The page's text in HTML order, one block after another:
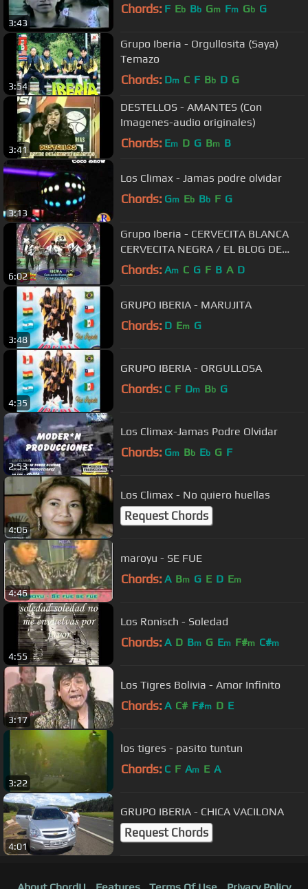
3:43
Chords: F Eb Bb Gm Fm Gb G
3:54
Grupo Iberia - Orgullosita (Saya)
Temazo
Chords: Dm C F Bb D G
3:41
DESTELLOS - AMANTES (Con
Imagenes-audio originales)
Chords: Em D G Bm B
3:13
Los Climax - Jamas podre olvidar
Chords: Gm Eb Bb F G
6:02
Grupo Iberia - CERVECITA BLANCA
CERVECITA NEGRA / EL BLOG DE
CUMBIO
Chords: Am C G F B A D
3:48
GRUPO IBERIA - MARUJITA
Chords: D Em G
4:35
GRUPO IBERIA - ORGULLOSA
Chords: C F Dm Bb G
2:53
Los Climax-Jamas Podre Olvidar
Chords: Gm Bb Eb G F
4:06
Los Climax - No quiero huellas
Request Chords
4:46
maroyu - SE FUE
Chords: A Bm G E D Em
4:55
Los Ronisch - Soledad
Chords: A D Bm G Em F#m C#m
3:17
Los Tigres Bolivia - Amor Infinito
Chords: A C# F#m D E
3:22
los tigres - pasito tuntun
Chords: C F Am E A
4:01
GRUPO IBERIA - CHICA VACILONA
Request Chords